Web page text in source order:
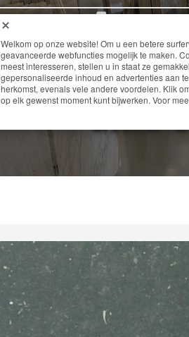
GRIS
Welkom op onze website! Om u een betere
geavanceerde webfuncties mogelijk te maken.
meest interesseren, stellen u in staat ze
gepersonaliseerde inhoud en advertenties aan
herkomst, evenals vele andere voordelen. Klik
op elk gewenst moment kunt bijwerken. Voor